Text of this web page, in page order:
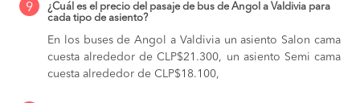
9
¿Cuál es el precio del pasaje de bus de Angol a Valdivia para
cada tipo de asiento?
En los buses de Angol a Valdivia un asiento Salon cama
cuesta alrededor de CLP$21.300, un asiento Semi cama
cuesta alrededor de CLP$18.100,